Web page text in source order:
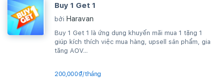
Buy 1 Get 1
bởi Haravan
Buy 1 Get 1 là ứng dụng khuyến mãi mua 1 tặng 1
giúp kích thích việc mua hàng, upsell sản phẩm, gia
tăng AOV...
200,000₫/tháng